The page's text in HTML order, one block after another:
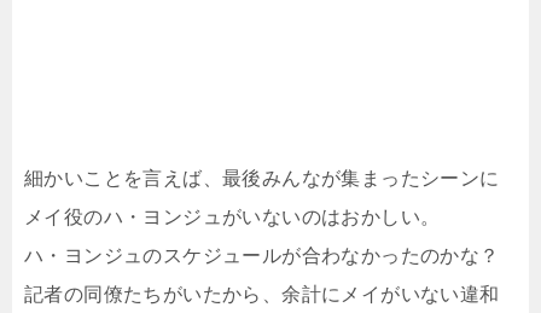
細かいことを言えば、最後みんなが集まったシーンに
メイ役のハ・ヨンジュがいないのはおかしい。
ハ・ヨンジュのスケジュールが合わなかったのかな？
記者の同僚たちがいたから、余計にメイがいない違和